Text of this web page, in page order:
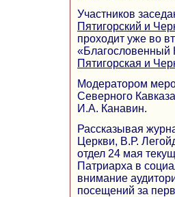
Участников
Пятигорский и
проходит уже во
«Благословенный
Пятигорская и
Модератором
Северного
И.А. Канавин.
Рассказывая
Церкви, В.Р.
отдел 24 мая
Патриарха в
внимание
посещений за